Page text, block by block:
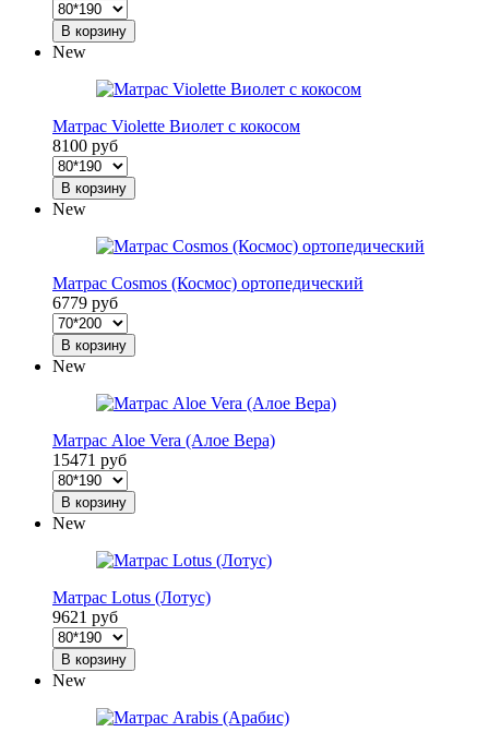
В корзину
New
Матрас Violette Виолет с кокосом
8100 руб
В корзину
New
Матрас Cosmos (Космос) ортопедический
6779 руб
В корзину
New
Матрас Aloe Vera (Алое Вера)
15471 руб
В корзину
New
Матрас Lotus (Лотус)
9621 руб
В корзину
New